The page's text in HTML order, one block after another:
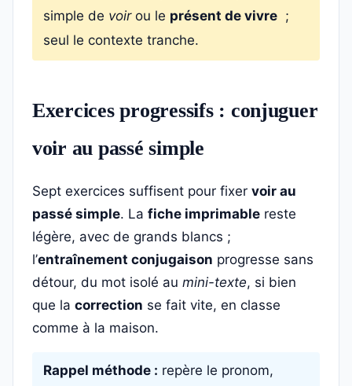
simple de voirou le présent de vivre ;
seul le contexte tranche.
Exercices progressifs : conjuguer
voir au passé simple
Sept exercices suffisent pour fixer voir au
passé simple. La fiche imprimable reste
légère, avec de grands blancs ;
l’entraînement conjugaison progresse sans
détour, du mot isolé au mini-texte, si bien
que la correction se fait vite, en classe
comme à la maison.
Rappel méthode : repère le pronom,